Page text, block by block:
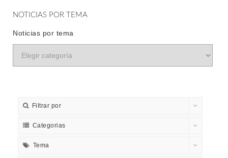
NOTICIAS POR TEMA
Noticias por tema
Filtrar por
Categorias
Tema